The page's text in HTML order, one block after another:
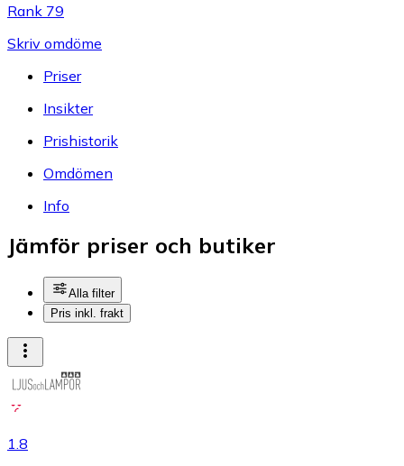
Rank 79
Skriv omdöme
Priser
Insikter
Prishistorik
Omdömen
Info
Jämför priser och butiker
Alla filter
Pris inkl. frakt
1.8